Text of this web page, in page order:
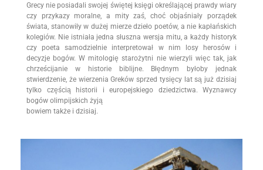
Grecy nie posiadali swojej świętej księgi określającej prawdy wiary
czy przykazy moralne, a mity zaś, choć objaśniały porządek
świata, stanowiły w dużej mierze dzieło poetów, a nie kapłańskich
kolegiów. Nie istniała jedna słuszna wersja mitu, a każdy historyk
czy poeta samodzielnie interpretował w nim losy herosów i
decyzje bogów. W mitologię starożytni nie wierzyli więc tak, jak
chrześcijanie w historie biblijne. Błędnym byłoby jednak
stwierdzenie, że wierzenia Greków sprzed tysięcy lat są już dzisiaj
tylko częścią historii i europejskiego dziedzictwa. Wyznawcy
bogów olimpijskich żyją
bowiem także i dzisiaj.